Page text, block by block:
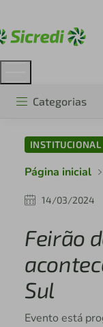
Categorias
INSTITUCIONAL
Página inicial
14/03/2024
Feirão
Sul
Evento está